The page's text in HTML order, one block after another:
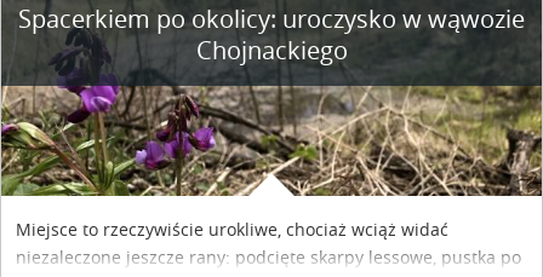
Spacerkiem po okolicy: uroczysko w wąwozie
Chojnackiego
Miejsce to rzeczywiście urokliwe, chociaż wciąż widać
niezaleczone jeszcze rany: podcięte skarpy lessowe, pustka po